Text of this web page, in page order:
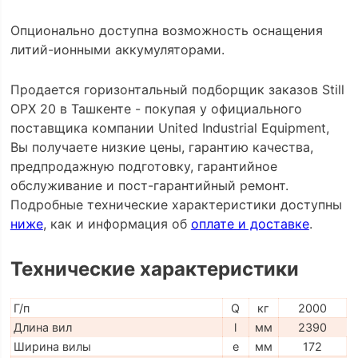
Опционально доступна возможность оснащения
литий-ионными аккумуляторами.
Продается горизонтальный подборщик заказов Still
OPX 20 в Ташкенте - покупая у официального
поставщика компании United Industrial Equipment,
Вы получаете низкие цены, гарантию качества,
предпродажную подготовку, гарантийное
обслуживание и пост-гарантийный ремонт.
Подробные технические характеристики доступны
ниже, как и информация об оплате и доставке.
Технические характеристики
Г/п Q кг
2000
Длина вил
l мм
2390
Ширина вилы
e мм 172